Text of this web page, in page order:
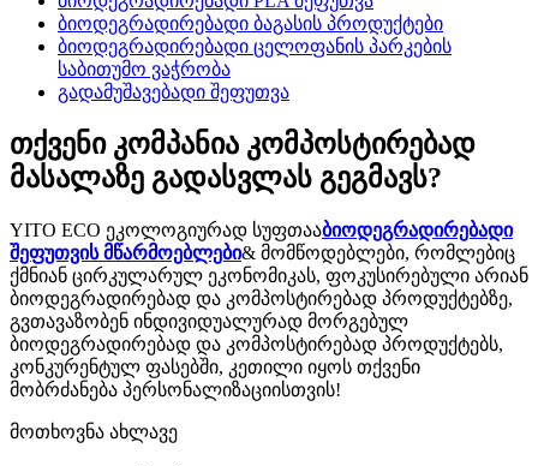
ბიოდეგრადირებადი ბაგასის პროდუქტები
ბიოდეგრადირებადი ცელოფანის პარკების
საბითუმო ვაჭრობა
გადამუშავებადი შეფუთვა
თქვენი კომპანია კომპოსტირებად
მასალაზე გადასვლას გეგმავს?
YITO ECO ეკოლოგიურად სუფთააბიოდეგრადირებადი
შეფუთვის მწარმოებლები& მომწოდებლები, რომლებიც
ქმნიან ცირკულარულ ეკონომიკას, ფოკუსირებული არიან
ბიოდეგრადირებად და კომპოსტირებად პროდუქტებზე,
გვთავაზობენ ინდივიდუალურად მორგებულ
ბიოდეგრადირებად და კომპოსტირებად პროდუქტებს,
კონკურენტულ ფასებში, კეთილი იყოს თქვენი
მობრძანება პერსონალიზაციისთვის!
მოთხოვნა ახლავე